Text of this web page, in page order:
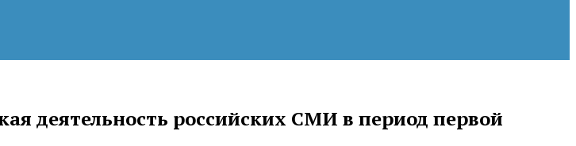
деятельность российских СМИ в период первой